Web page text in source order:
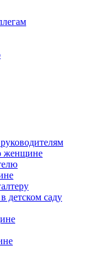
женщине
детском саду